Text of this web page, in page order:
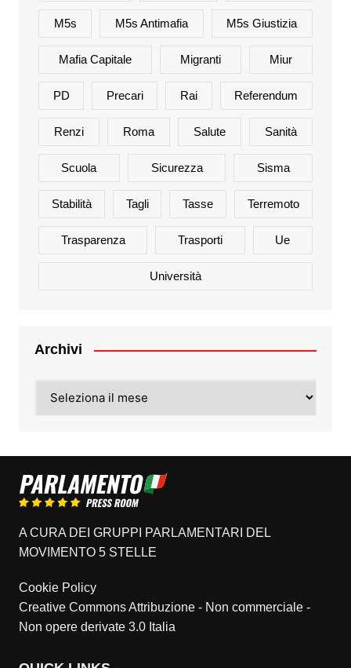
M5s M5s Antimafia M5s Giustizia
Mafia Capitale Migranti Miur
PD Precari Rai Referendum
Renzi Roma Salute Sanità
Scuola Sicurezza Sisma
Stabilità Tagli Tasse Terremoto
Trasparenza Trasporti Ue
Università
Archivi
A CURA DEI GRUPPI PARLAMENTARI DEL
MOVIMENTO 5 STELLE
Cookie Policy
Creative Commons Attribuzione - Non commerciale -
Non opere derivate 3.0 Italia